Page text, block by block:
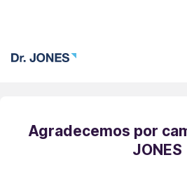
Agradecemos por
JONES